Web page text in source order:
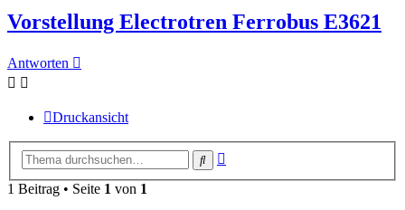
Vorstellung Electrotren Ferrobus E3621
Antworten
Druckansicht
Suche
1 Beitrag • Seite 1 von 1